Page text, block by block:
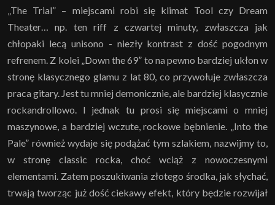
„The Trial” – miejscami robi się klimat Tool czy Dream
Theater… np. ten riff z czwartej minuty, zwłaszcza jak
chłopaki lecą unisono - niezły kontrast z dość pogodnym
refrenem. Z kolei „Down the 69” to na pewno bardziej ukłon w
stronę klasycznego glamu z lat 80, co przywołuje zwłaszcza
praca gitary. Jest tu mniej demonicznie, ale bardziej klasycznie
rockandrollowo. I jednak tu prosi się miejscami o mniej
maszynowe, a bardziej wczute, rockowe bębnienie. „Into the
Pale” również wydaje się podążać tym szlakiem, nazwijmy to,
w stronę classic rocka, choć wciąż z nowoczesnymi
elementami. Zatem poszukiwania złotego środka, jak słychać,
trwają tworząc już dość ciekawy efekt, który będzie rozwijał